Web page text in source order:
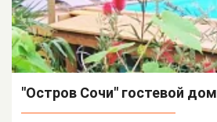
"Остров Сочи" гостевой дом